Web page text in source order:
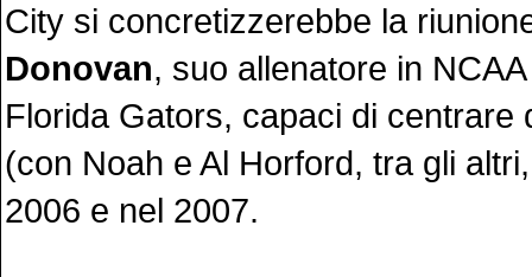
City si concretizzerebbe la
Donovan, suo allenatore in
Florida Gators, capaci di centrare
(con Noah e Al Horford, tra gli
2006 e nel 2007.